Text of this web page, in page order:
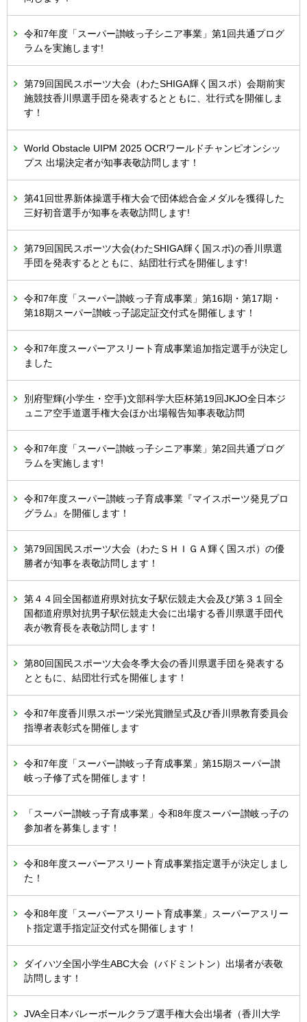
令和7年度「スーパー讃岐っ子シニア事業」第1回共通プログ
ラムを実施します!
第79回国民スポーツ大会（わたSHIGA輝く国スポ）会期前実
施競技香川県選手団を発表するとともに、壮行式を開催しま
す！
World Obstacle UIPM 2025 OCRワールドチャンピオンシッ
プス 出場決定者が知事表敬訪問します！
第41回世界新体操選手権大会で団体総合金メダルを獲得した
三好初音選手が知事を表敬訪問します!
第79回国民スポーツ大会(わたSHIGA輝く国スポ)の香川県選
手団を発表するとともに、結団壮行式を開催します!
令和7年度「スーパー讃岐っ子育成事業」第16期・第17期・
第18期スーパー讃岐っ子認定証交付式を開催します！
令和7年度スーパーアスリート育成事業追加指定選手が決定し
ました
別府聖輝(小学生・空手)文部科学大臣杯第19回JKJO全日本ジ
ュニア空手道選手権大会ほか出場報告知事表敬訪問
令和7年度「スーパー讃岐っ子シニア事業」第2回共通プログ
ラムを実施します!
令和7年度スーパー讃岐っ子育成事業『マイスポーツ発見プロ
グラム』を開催します！
第79回国民スポーツ大会（わたＳＨＩＧＡ輝く国スポ）の優
勝者が知事を表敬訪問します！
第４４回全国都道府県対抗女子駅伝競走大会及び第３１回全
国都道府県対抗男子駅伝競走大会に出場する香川県選手団代
表が教育長を表敬訪問します！
第80回国民スポーツ大会冬季大会の香川県選手団を発表する
とともに、結団壮行式を開催します！
令和7年度香川県スポーツ栄光賞贈呈式及び香川県教育委員会
指導者表彰式を開催します
令和7年度「スーパー讃岐っ子育成事業」第15期スーパー讃
岐っ子修了式を開催します！
「スーパー讃岐っ子育成事業」令和8年度スーパー讃岐っ子の
参加者を募集します！
令和8年度スーパーアスリート育成事業指定選手が決定しまし
た！
令和8年度「スーパーアスリート育成事業」スーパーアスリー
ト指定選手指定証交付式を開催します！
ダイハツ全国小学生ABC大会（バドミントン）出場者が表敬
訪問します！
JVA全日本バレーボールクラブ選手権大会出場者（香川大学